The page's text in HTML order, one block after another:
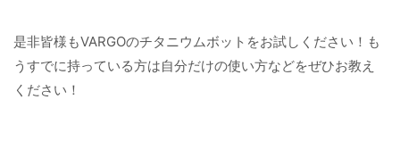
是非皆様もVARGOのチタニウムボットをお試しください！も
うすでに持っている方は自分だけの使い方などをぜひお教え
ください！